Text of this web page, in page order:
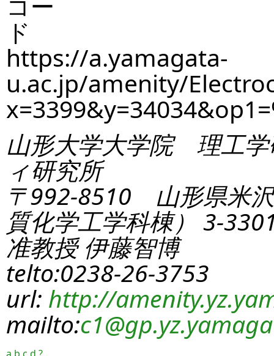
https://a.yamagata-
u.ac.jp/amenity/
山形大学大学院 理工学
ィ研究所
〒992-8510 山形県米
質化学工学科棟） 3-
准教授 伊藤智博
telto:0238-26-3753
url: http://
mailto:c1